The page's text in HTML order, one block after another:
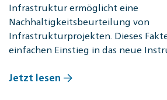
Infrastruktur ermöglicht eine
Nachhaltigkeitsbeurteilung von
Infrastrukturprojekten. Dieses
einfachen Einstieg in das neue
Jetzt lesen